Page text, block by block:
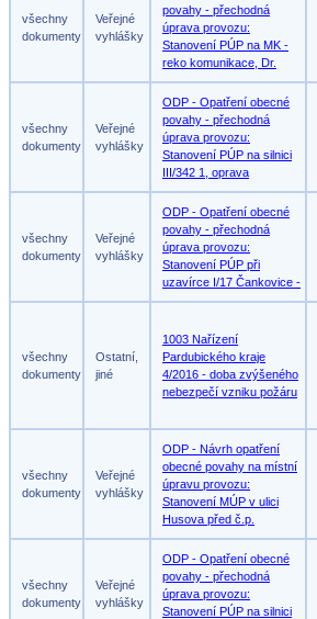
všechny
dokumenty
Veřejné
vyhlášky
povahy - přechodná
úprava provozu:
Stanovení PÚP na MK -
reko komunikace, Dr.
všechny
dokumenty
Veřejné
vyhlášky
ODP - Opatření obecné
povahy - přechodná
úprava provozu:
Stanovení PÚP na silnici
III/342 1, oprava
všechny
dokumenty
Veřejné
vyhlášky
ODP - Opatření obecné
povahy - přechodná
úprava provozu:
Stanovení PÚP při
uzavírce I/17 Čankovice -
všechny
dokumenty
Ostatní,
jiné
1003 Nařízení
Pardubického kraje
4/2016 - doba zvýšeného
nebezpečí vzniku požáru
všechny
dokumenty
Veřejné
vyhlášky
ODP - Návrh opatření
obecné povahy na místní
úpravu provozu:
Stanovení MÚP v ulici
Husova před č.p.
všechny
dokumenty
Veřejné
vyhlášky
ODP - Opatření obecné
povahy - přechodná
úprava provozu:
Stanovení PÚP na silnici